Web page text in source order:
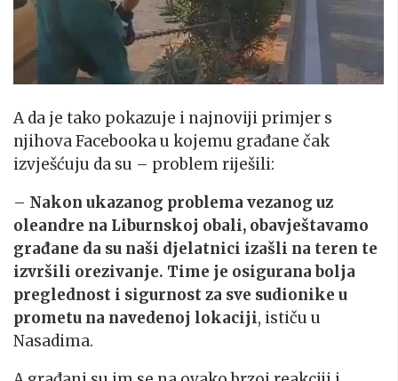
A da je tako pokazuje i najnoviji primjer s
njihova Facebooka u kojemu građane čak
izvješćuju da su – problem riješili:
– Nakon ukazanog problema vezanog uz
oleandre na Liburnskoj obali, obavještavamo
građane da su naši djelatnici izašli na teren te
izvršili orezivanje. Time je osigurana bolja
preglednost i sigurnost za sve sudionike u
prometu na navedenoj lokaciji, ističu u
Nasadima.